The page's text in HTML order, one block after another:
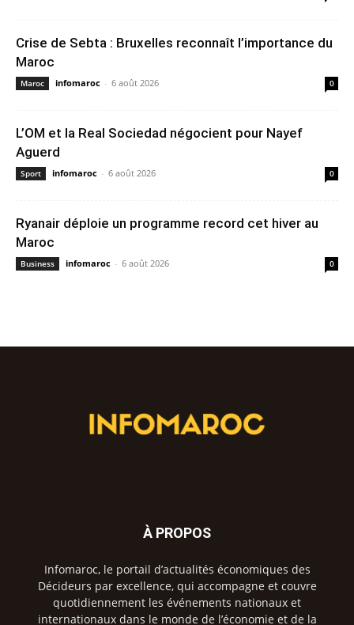
Crise de Sebta : Bruxelles reconnaît l’importance du
Maroc
Maroc infomaroc - 6 août 2026 0
L’OM et la Real Sociedad négocient pour Nayef
Aguerd
Sport infomaroc - 6 août 2026 0
Ryanair déploie un programme record cet hiver au
Maroc
Business infomaroc - 6 août 2026 0
À PROPOS
Infomaroc, le portail d’actualités économiques des
Décideurs par excellence, qui accompagne et couvre
quotidiennement les événements nationaux et
internationaux dans le monde de l’économie et de la